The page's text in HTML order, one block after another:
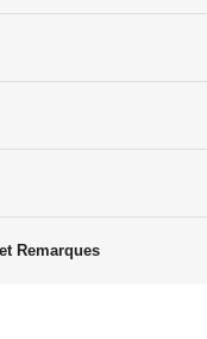
Remarques